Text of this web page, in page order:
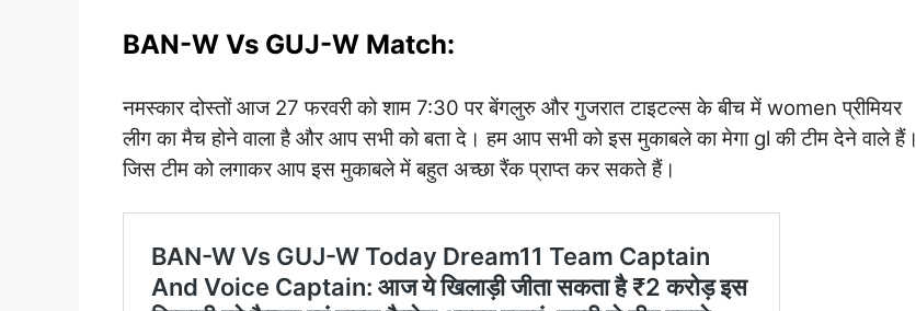
BAN-W Vs GUJ-W Match:
नमस्कार दोस्तों आज 27 फरवरी को शाम 7:30 पर बेंगलुरु और गुजरात टाइटल्स के बीच में women प्रीमियर
लीग का मैच होने वाला है और आप सभी को बता दे। हम आप सभी को इस मुकाबले का मेगा gl की टीम देने वाले हैं।
जिस टीम को लगाकर आप इस मुकाबले में बहुत अच्छा रैंक प्राप्त कर सकते हैं।